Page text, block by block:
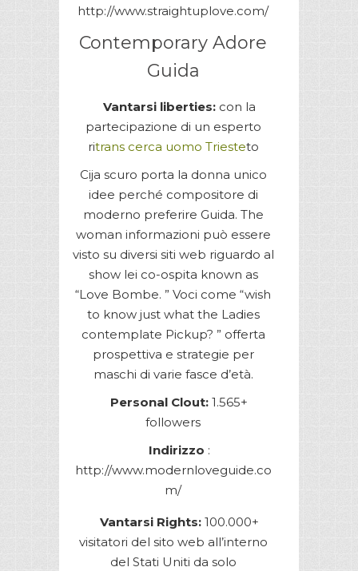
http://www.straightuplove.com/
Contemporary Adore
Guida
Vantarsi liberties: con la
partecipazione di un esperto
ritrans cerca uomo Triesteto
Cija scuro porta la donna unico
idee perché compositore di
moderno preferire Guida. The
woman informazioni può essere
visto su diversi siti web riguardo al
show lei co-ospita known as
“Love Bombe. ” Voci come “wish
to know just what the Ladies
contemplate Pickup? ” offerta
prospettiva e strategie per
maschi di varie fasce d’età.
Personal Clout: 1.565+
followers
Indirizzo :
http://www.modernloveguide.co
m/
Vantarsi Rights: 100.000+
visitatori del sito web all’interno
del Stati Uniti da solo